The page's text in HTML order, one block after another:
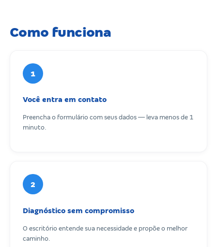
Como funciona
1
Você entra em contato
Preencha o formulário com seus dados — leva menos de 1
minuto.
2
Diagnóstico sem compromisso
O escritório entende sua necessidade e propõe o melhor
caminho.